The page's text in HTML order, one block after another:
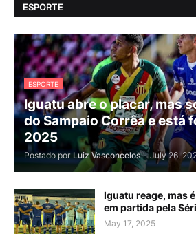
ESPORTE
ESPORTE
Iguatu abre o placar, mas
do Sampaio Corrêa e está
2025
Postado por Luiz Vasconcelos - July 26,
Iguatu reage, mas
em partida pela
May 17, 2025